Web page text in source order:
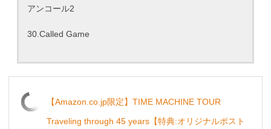
アンコール2
30.Called Game
【Amazon.co.jp限定】TIME MACHINE TOUR
Traveling through 45 years【特典:オリジナルポスト